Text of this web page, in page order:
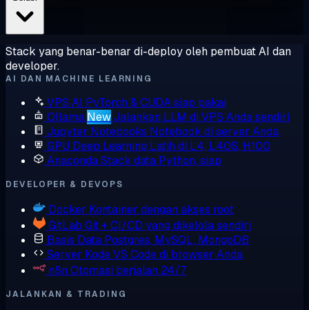
Stack yang benar-benar di-deploy oleh pembuat AI dan
developer.
AI DAN MACHINE LEARNING
VPS AI PyTorch & CUDA siap pakai
Ollama NewJalankan LLM di VPS Anda sendiri
Jupyter Notebooks Notebook di server Anda
GPU Deep Learning Latih di L4, L40S, H100
AnacondaStack data Python, siap
DEVELOPER & DEVOPS
Docker Kontainer dengan akses root
GitLab Git + CI/CD yang dikelola sendiri
Basis Data Postgres, MySQL, MongoDB
Server KodeVS Code di browser Anda
n8n Otomasi berjalan 24/7
JALANKAN & TRADING